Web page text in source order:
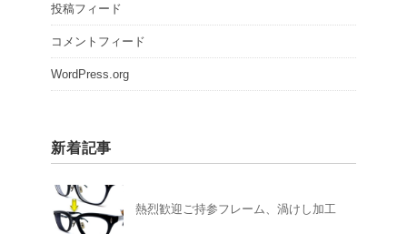
投稿フィード
コメントフィード
WordPress.org
新着記事
熱烈歓迎ご持参フレーム、渦けし加工